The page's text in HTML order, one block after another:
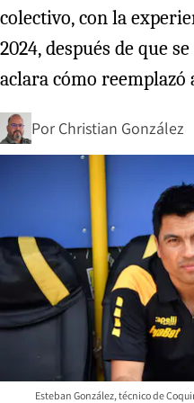
colectivo, con la
2024, después de que
aclara cómo reemplazó
Por Christian González
Esteban González, técnico de